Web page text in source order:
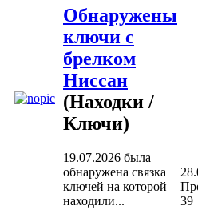
Обнаружены
ключи с
брелком
Ниссан
(Находки /
Ключи)
19.07.2026 была
обнаружена связка
ключей на которой
находили...
39